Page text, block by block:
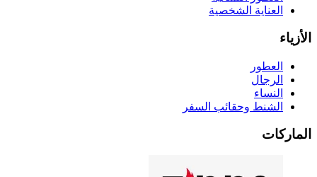
العناية الشخصية
الأزياء
العطور
الرجال
النساء
الشنط وحقائب السفر
الماركات